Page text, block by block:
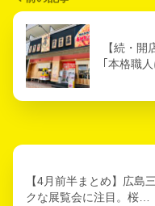
【続・
｢本格職
【4月前半まとめ】広島
クな展覧会に注目。桜…